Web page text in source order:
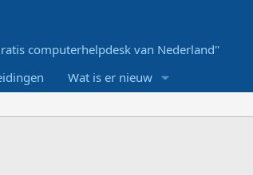
computerhelpdesk van Nederland"
Wat is er nieuw